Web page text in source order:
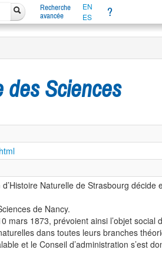
Recherche
avancée
EN
ES
?
des Sciences
Naturelle de Strasbourg décide
de Nancy.
mars 1873, prévoient ainsi l’objet
dans toutes leurs branches
et le Conseil d’administration s’est